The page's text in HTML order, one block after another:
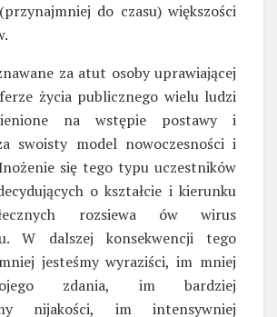
do czasu) większości
za atut osoby uprawiającej
życia publicznego wielu ludzi
na wstępie postawy i
swoisty model nowoczesności i
się tego typu uczestników
o kształcie i kierunku
rozsiewa ów wirus
W dalszej konsekwencji tego
jesteśmy wyraziści, im mniej
zdania, im bardziej
nijakości, im intensywniej